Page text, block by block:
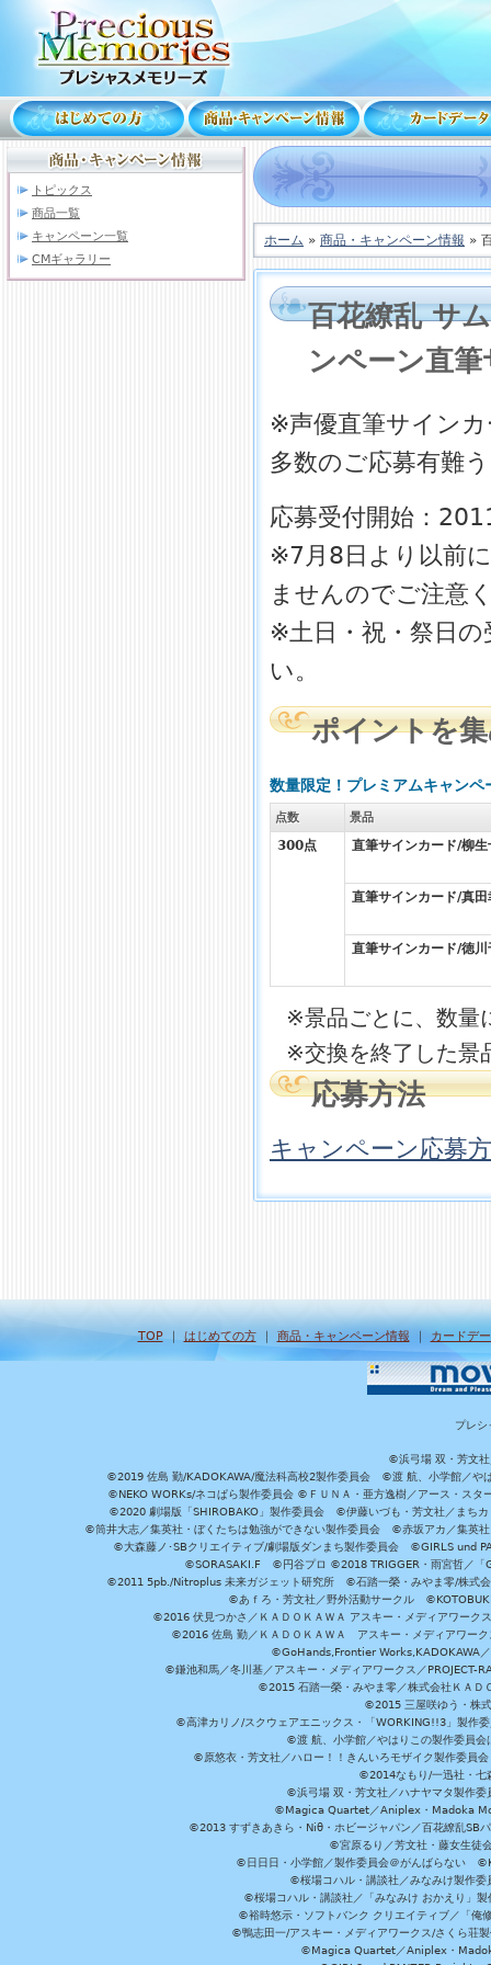
トピックス
商品一覧
キャンペーン一覧
CMギャラリー
ホーム » 商品・キャンペーン情報 »
百花繚乱 サ
ンペーン直
※声優直筆サイン
多数のご応募有難
応募受付開始：
※7月8日より以前
ませんのでご注意
※土日・祝・祭日
い。
ポイントを
数量限定！プレミアムキャン
点数 景品
300点 直筆サインカード/柳
直筆サインカード/真
直筆サインカード/徳
※景品ごとに、数量
※交換を終了した景
応募方法
キャンペーン応募
TOP｜ はじめての方｜ 商品・キャンペーン情報 ｜ カードデ
プレシ
©浜弓場 双・芳文社
©2019 佐島 勤/KADOKAWA/魔法科高校2製作委員会 ©渡 航、小学館／や
©NEKO WORKs/ネコぱら製作委員会 ©ＦＵＮＡ・亜方逸樹／アース・ス
©2020 劇場版「SHIROBAKO」製作委員会 ©伊藤いづも・芳文社／まち
©筒井大志／集英社・ぼくたちは勉強ができない製作委員会 ©赤坂アカ／集英
©大森藤ノ･SBクリエイティブ/劇場版ダンまち製作委員会 ©GIRLS und
©SORASAKI.F ©円谷プロ ©2018 TRIGGER・雨宮哲／
©2011 5pb./Nitroplus 未来ガジェット研究所 ©石踏一榮・みやま零/株式
©あｆろ・芳文社／野外活動サークル
©2016 伏見つかさ／ＫＡＤＯＫＡＷＡ アスキー・メディアワー
©2016 佐島 勤／ＫＡＤＯＫＡＷＡ アスキー・メディアワ
©GoHands,Frontier Works,KADOKAWA
©鎌池和馬／冬川基／アスキー・メディアワークス／
©2015 石踏一榮・みやま零／株式会社ＫＡＤ
©2015 三屋咲ゆう・株
©高津カリノ/スクウェアエニックス・「WORKING!!3」製作
©渡 航、小学館／やはりこの製作委員
©原悠衣・芳文社／ハロー！！きんいろモザイク製作委員
©2014なもり/一迅社・
©浜弓場 双・芳文社／ハナヤマタ製作
©Magica Quartet／Aniplex・Madoka
©2013 すずきあきら・Niθ・ホビージャパン／百花繚乱
©宮原るり／芳文社・藤女生徒
©日日日・小学館／製作委員会＠がんばらない
©桜場コハル・講談社／みなみけ製作
©桜場コハル・講談社／「みなみけ おかえり」
©裕時悠示・ソフトバンク クリエイティブ／「
©鴨志田一/アスキー・メディアワークス/さく
©Magica Quartet／Aniplex・